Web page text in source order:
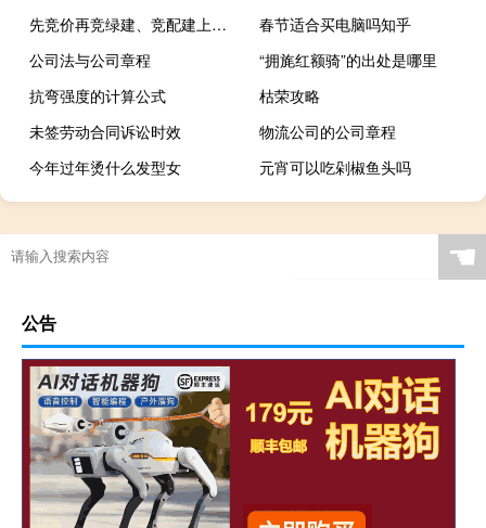
先竞价再竞绿建、竞配建上海土拍规则调整
春节适合买电脑吗知乎
公司法与公司章程
“拥旄红额骑”的出处是哪里
抗弯强度的计算公式
枯荣攻略
未签劳动合同诉讼时效
物流公司的公司章程
今年过年烫什么发型女
元宵可以吃剁椒鱼头吗
☚
公告